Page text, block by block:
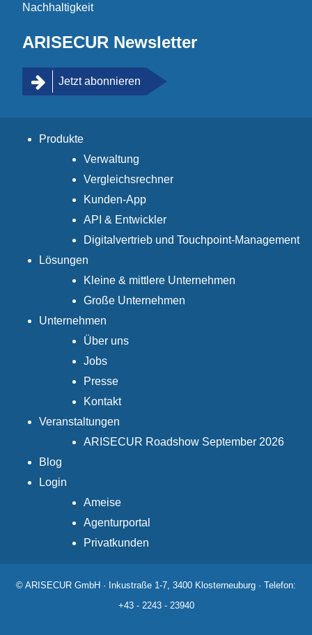
Nachhaltigkeit
ARISECUR Newsletter
Jetzt abonnieren
Produkte
Verwaltung
Vergleichsrechner
Kunden-App
API & Entwickler
Digitalvertrieb und Touchpoint-Management
Lösungen
Kleine & mittlere Unternehmen
Große Unternehmen
Unternehmen
Über uns
Jobs
Presse
Kontakt
Veranstaltungen
ARISECUR Roadshow September 2026
Blog
Login
Ameise
Agenturportal
Privatkunden
© ARISECUR GmbH · Inkustraße 1-7, 3400 Klosterneuburg · Telefon:
+43 - 2243 - 23940